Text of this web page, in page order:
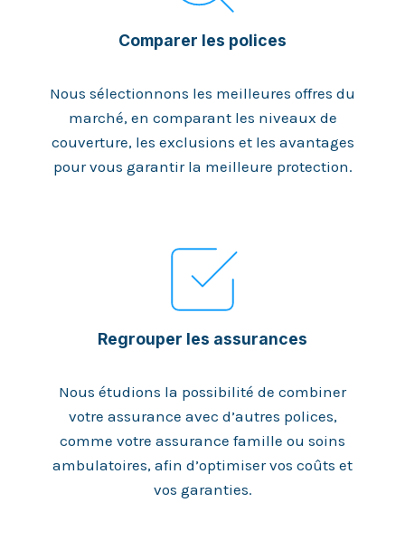
Comparer les polices
Nous sélectionnons les meilleures offres du
marché, en comparant les niveaux de
couverture, les exclusions et les avantages
pour vous garantir la meilleure protection.
Regrouper les assurances
Nous étudions la possibilité de combiner
votre assurance avec d’autres polices,
comme votre assurance famille ou soins
ambulatoires, afin d’optimiser vos coûts et
vos garanties.